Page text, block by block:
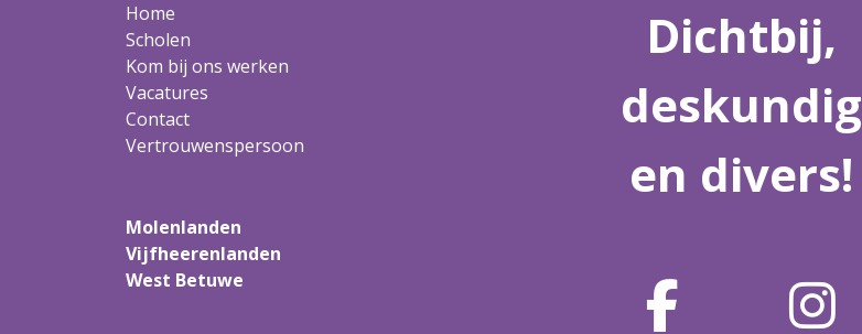
Home
Scholen
Kom bij ons werken
Vacatures
Contact
Vertrouwenspersoon
Molenlanden
Vijfheerenlanden
West Betuwe
Dichtbij,
deskundig
en divers!